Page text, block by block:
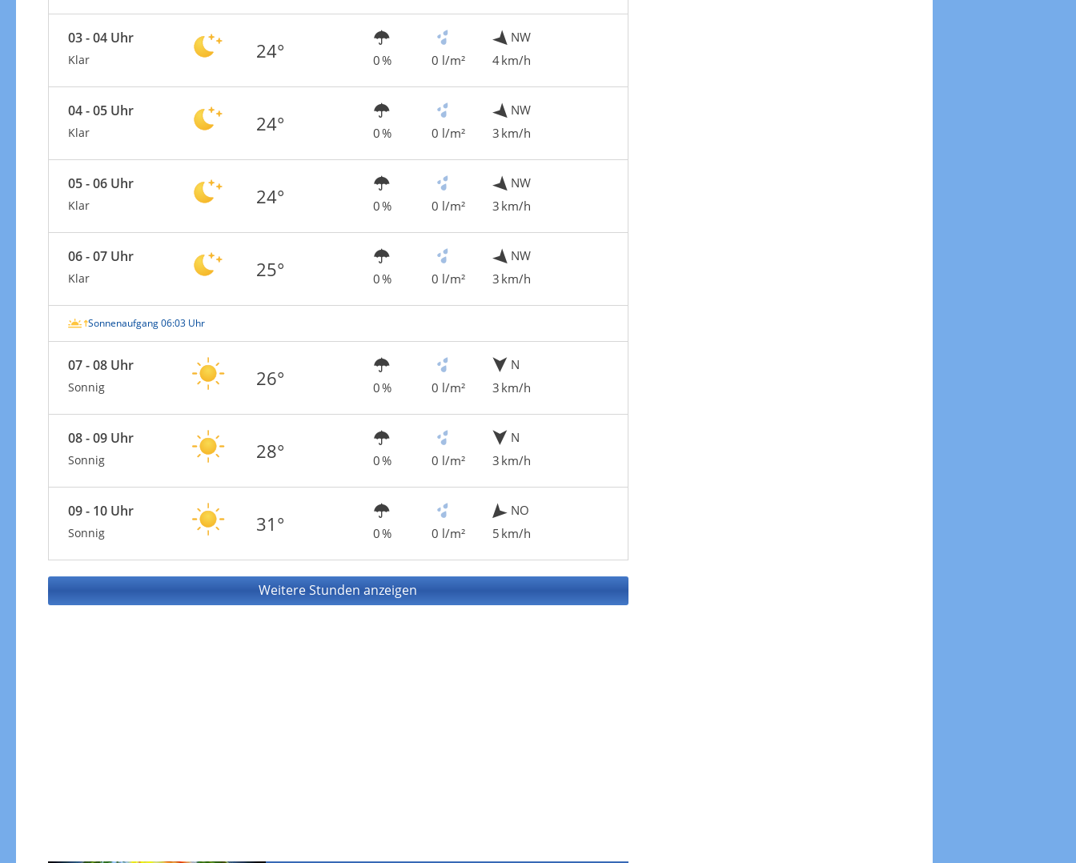
03 - 04 Uhr
Klar 24° 0 % 0 l/m²
NW
4 km/h
04 - 05 Uhr
Klar 24° 0 % 0 l/m²
NW
3 km/h
05 - 06 Uhr
Klar 24° 0 % 0 l/m²
NW
3 km/h
06 - 07 Uhr
Klar 25° 0 % 0 l/m²
NW
3 km/h
Sonnenaufgang 06:03 Uhr
07 - 08 Uhr
Sonnig 26° 0 % 0 l/m²
N
3 km/h
08 - 09 Uhr
Sonnig 28° 0 % 0 l/m²
N
3 km/h
09 - 10 Uhr
Sonnig 31° 0 % 0 l/m²
NO
5 km/h
Weitere Stunden anzeigen